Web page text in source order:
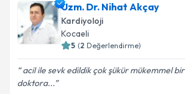
Uzm. Dr. Nihat Akçay
Kardiyoloji
Kocaeli
5 (2 Değerlendirme)
acil ile sevk edildik çok şükür mükemmel bir
doktora...